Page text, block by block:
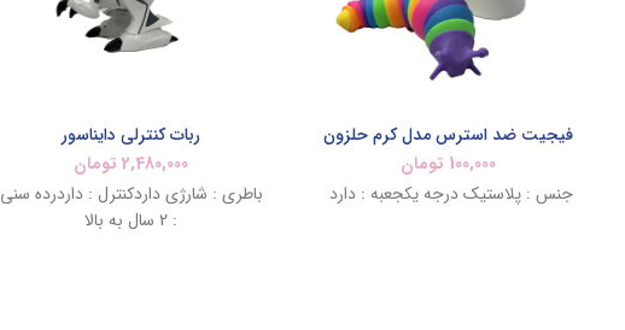
فیجیت ضد استرس مدل کرم حلزون
100,000 تومان
جنس : پلاستیک درجه یکجعبه : دارد
ربات کنترلی دایناسور
2,480,000 تومان
باطری : شارژی داردکنترل : داردرده سنی
: 2 سال به بالا